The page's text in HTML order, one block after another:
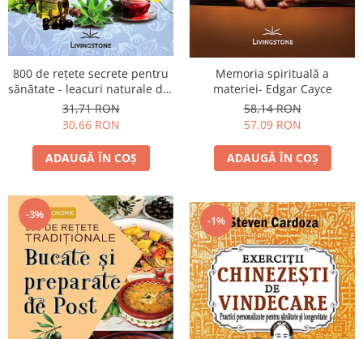
800 de reţete secrete pentru
sănătate - leacuri naturale din
farmacopeea universală
31,71 RON
30,66 RON
ADAUGĂ ÎN COȘ
Memoria spirituală a
materiei- Edgar Cayce
58,14 RON
57,09 RON
ADAUGĂ ÎN COȘ
-3% -1%